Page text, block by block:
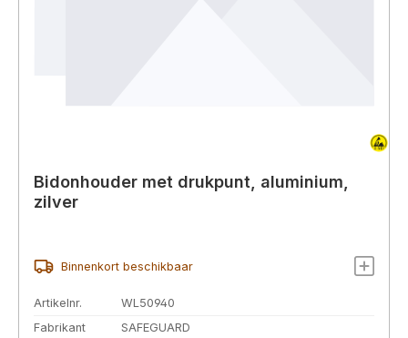
Bidonhouder met drukpunt, aluminium,
zilver
Binnenkort beschikbaar
Artikelnr.
WL50940
Fabrikant
SAFEGUARD